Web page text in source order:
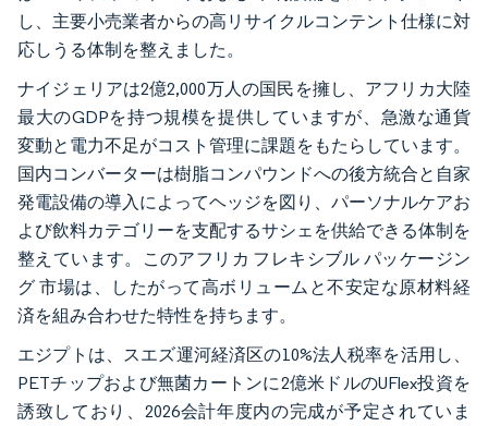
し、主要小売業者からの高リサイクルコンテント仕様に対
応しうる体制を整えました。
ナイジェリアは2億2,000万人の国民を擁し、アフリカ大陸
最大のGDPを持つ規模を提供していますが、急激な通貨
変動と電力不足がコスト管理に課題をもたらしています。
国内コンバーターは樹脂コンパウンドへの後方統合と自家
発電設備の導入によってヘッジを図り、パーソナルケアお
よび飲料カテゴリーを支配するサシェを供給できる体制を
整えています。このアフリカ フレキシブル パッケージン
グ 市場は、したがって高ボリュームと不安定な原材料経
済を組み合わせた特性を持ちます。
エジプトは、スエズ運河経済区の10%法人税率を活用し、
PETチップおよび無菌カートンに2億米ドルのUFlex投資を
誘致しており、2026会計年度内の完成が予定されていま